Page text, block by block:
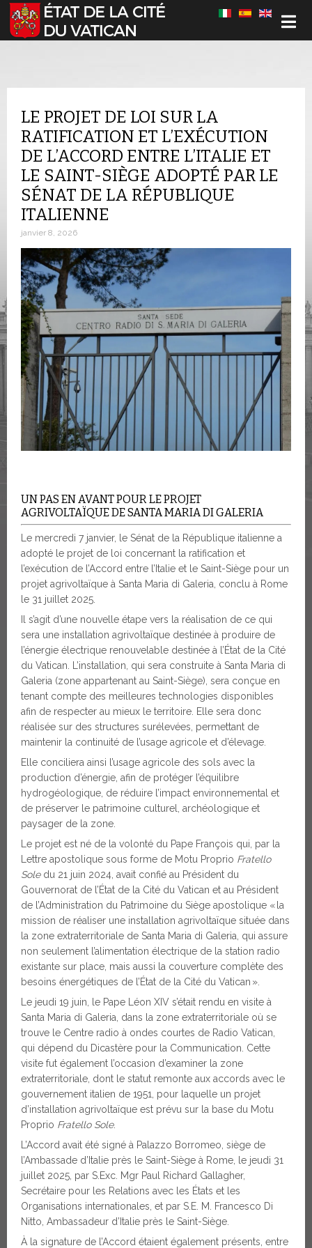
Sélectionnez votre langue
LE PROJET DE LOI SUR LA
RATIFICATION ET L’EXÉCUTION
DE L’ACCORD ENTRE L’ITALIE ET
LE SAINT-SIÈGE ADOPTÉ PAR LE
SÉNAT DE LA RÉPUBLIQUE
ITALIENNE
janvier 8, 2026
UN PAS EN AVANT POUR LE PROJET
AGRIVOLTAÏQUE DE SANTA MARIA DI GALERIA
Le mercredi 7 janvier, le Sénat de la République italienne a
adopté le projet de loi concernant la ratification et
l’exécution de l’Accord entre l’Italie et le Saint-Siège pour un
projet agrivoltaïque à Santa Maria di Galeria, conclu à Rome
le 31 juillet 2025.
Il s’agit d’une nouvelle étape vers la réalisation de ce qui
sera une installation agrivoltaïque destinée à produire de
l’énergie électrique renouvelable destinée à l’État de la Cité
du Vatican. L’installation, qui sera construite à Santa Maria di
Galeria (zone appartenant au Saint-Siège), sera conçue en
tenant compte des meilleures technologies disponibles
afin de respecter au mieux le territoire. Elle sera donc
réalisée sur des structures surélevées, permettant de
maintenir la continuité de l’usage agricole et d’élevage.
Elle conciliera ainsi l’usage agricole des sols avec la
production d’énergie, afin de protéger l’équilibre
hydrogéologique, de réduire l’impact environnemental et
de préserver le patrimoine culturel, archéologique et
paysager de la zone.
Le projet est né de la volonté du Pape François qui, par la
Lettre apostolique sous forme de Motu Proprio Fratello
Soledu 21 juin 2024, avait confié au Président du
Gouvernorat de l’État de la Cité du Vatican et au Président
de l’Administration du Patrimoine du Siège apostolique « la
mission de réaliser une installation agrivoltaïque située dans
la zone extraterritoriale de Santa Maria di Galeria, qui assure
non seulement l’alimentation électrique de la station radio
existante sur place, mais aussi la couverture complète des
besoins énergétiques de l’État de la Cité du Vatican ».
Le jeudi 19 juin, le Pape Léon XIV s’était rendu en visite à
Santa Maria di Galeria, dans la zone extraterritoriale où se
trouve le Centre radio à ondes courtes de Radio Vatican,
qui dépend du Dicastère pour la Communication. Cette
visite fut également l’occasion d’examiner la zone
extraterritoriale, dont le statut remonte aux accords avec le
gouvernement italien de 1951, pour laquelle un projet
d’installation agrivoltaïque est prévu sur la base du Motu
Proprio Fratello Sole.
L’Accord avait été signé à Palazzo Borromeo, siège de
l’Ambassade d’Italie près le Saint-Siège à Rome, le jeudi 31
juillet 2025, par S.Exc. Mgr Paul Richard Gallagher,
Secrétaire pour les Relations avec les États et les
Organisations internationales, et par S.E. M. Francesco Di
Nitto, Ambassadeur d’Italie près le Saint-Siège.
À la signature de l’Accord étaient également présents, entre